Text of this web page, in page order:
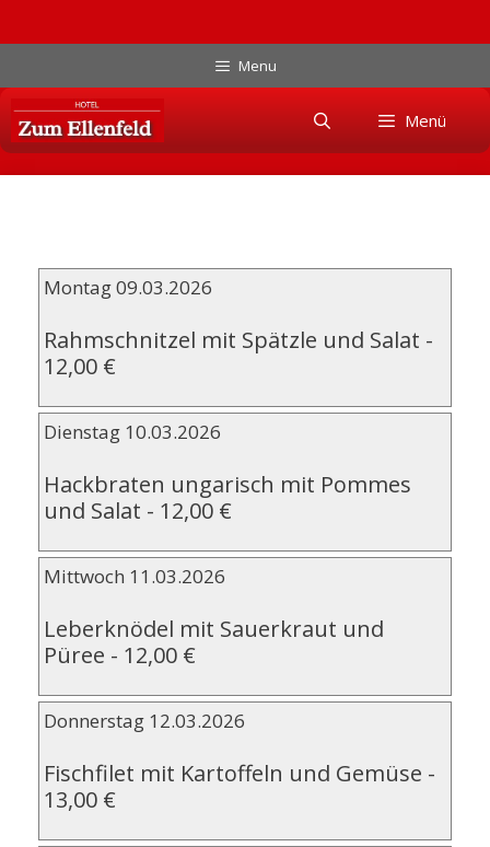
Inhalt
springen
Menu
Skip
content
Menü
Montag 09.03.2026
Rahmschnitzel mit Spätzle und Salat -
12,00 €
Dienstag 10.03.2026
Hackbraten ungarisch mit Pommes
und Salat - 12,00 €
Mittwoch 11.03.2026
Leberknödel mit Sauerkraut und
Püree - 12,00 €
Donnerstag 12.03.2026
Fischfilet mit Kartoffeln und Gemüse -
13,00 €